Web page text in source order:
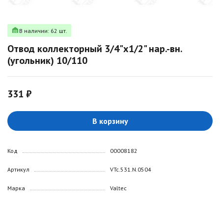
В наличии: 62 шт.
Отвод коллекторный 3/4"х1/2" нар.-вн.
(угольник) 10/110
331 ₽
В корзину
Код
Артикул
Марка
00008182
VTc.531.N.0504
Valtec